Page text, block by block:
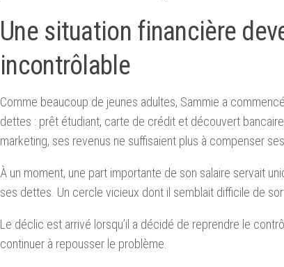
Une situation financière
incontrôlable
Comme beaucoup de jeunes adultes, Sammie a
dettes : prêt étudiant, carte de crédit et découvert
marketing, ses revenus ne suffisaient plus à compenser
À un moment, une part importante de son salaire servait
ses dettes. Un cercle vicieux dont il semblait difficile de
Le déclic est arrivé lorsqu’il a décidé de reprendre le
continuer à repousser le problème.